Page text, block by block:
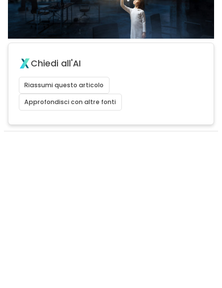
Chiedi all'AI
Riassumi questo articolo
Approfondisci con altre fonti